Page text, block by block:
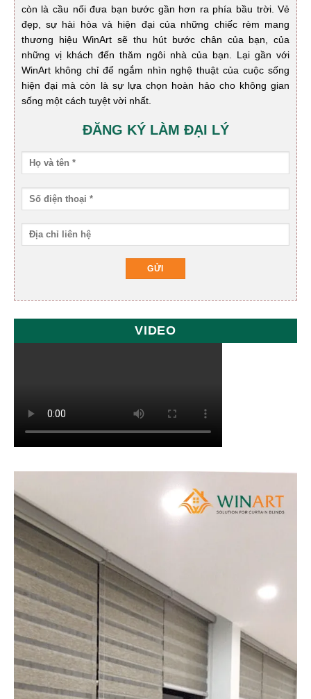
còn là cầu nối đưa bạn bước gần hơn ra phía bầu trời. Vẻ
đẹp, sự hài hòa và hiện đại của những chiếc rèm mang
thương hiệu WinArt sẽ thu hút bước chân của bạn, của
những vị khách đến thăm ngôi nhà của bạn. Lại gần với
WinArt không chỉ để ngắm nhìn nghệ thuật của cuộc sống
hiện đại mà còn là sự lựa chọn hoàn hảo cho không gian
sống một cách tuyệt vời nhất.
ĐĂNG KÝ LÀM ĐẠI LÝ
VIDEO